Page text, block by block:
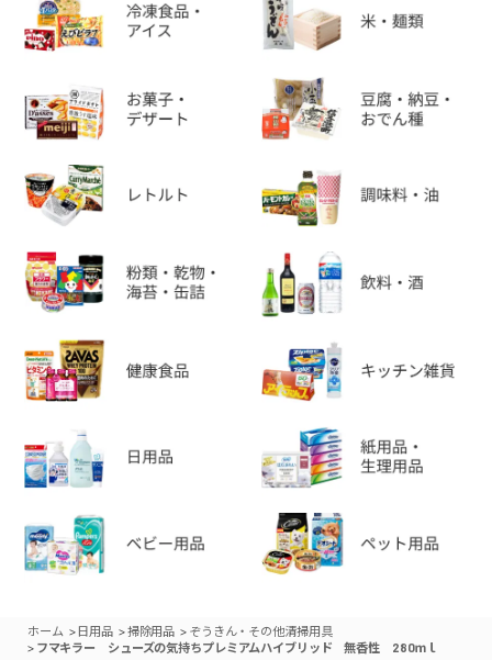
ホーム > 日用品 >掃除用品 > ぞうきん・その他清掃用具
> フマキラー シューズの気持ちプレミアムハイブリッド 無香性 280ｍｌ